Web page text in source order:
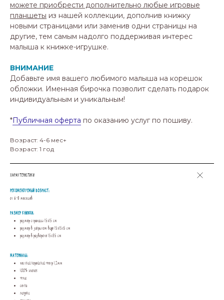
можете приобрести дополнительно любые игровые
планшеты из нашей коллекции, дополнив книжку
новыми страницами или заменив одни страницы на
другие, тем самым надолго поддерживая интерес
малыша к книжке-игрушке.
ВНИМАНИЕ
Добавьте имя вашего любимого малыша на корешок
обложки. Именная бирочка позволит сделать подарок
индивидуальным и уникальным!
*Публичная оферта по оказанию услуг по пошиву.
Возраст: 4-6 мес+
Возраст: 1 год
ХАРАКТЕРИСТИКИ
РЕКОМЕНДУЕМЫЙ ВОЗРАСТ:
от 6-8 месяцев
РАЗМЕР КНИЖКИ:
размер страницы 15х15 см
размер в закрытом виде 15х15х5 см
размер в развороте 15х35 см
МАТЕРИАЛЫ:
жесткий корейский фетр 1,2мм
100% хлопок
флис
сетка
липучки